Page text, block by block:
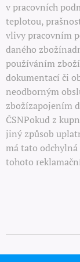
v pracovních
teplotou,
vlivy pracovním
daného
používáním
dokumentací či
neodborným
zbožízapojením
ČSNPokud z
jiný způsob
má tato
tohoto